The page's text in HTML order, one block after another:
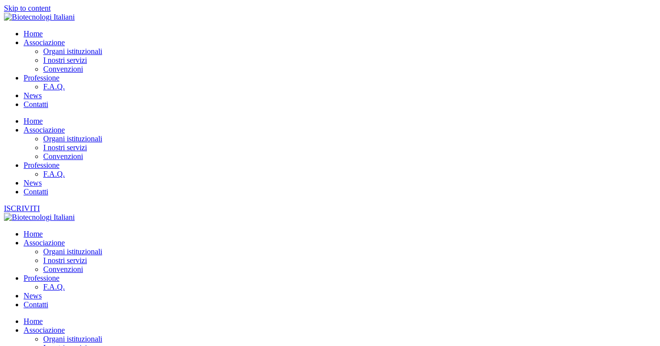
Skip to content
Home
Associazione
Organi istituzionali
I nostri servizi
Convenzioni
Professione
F.A.Q.
News
Contatti
Home
Associazione
Organi istituzionali
I nostri servizi
Convenzioni
Professione
F.A.Q.
News
Contatti
ISCRIVITI
Home
Associazione
Organi istituzionali
I nostri servizi
Convenzioni
Professione
F.A.Q.
News
Contatti
Home
Associazione
Organi istituzionali